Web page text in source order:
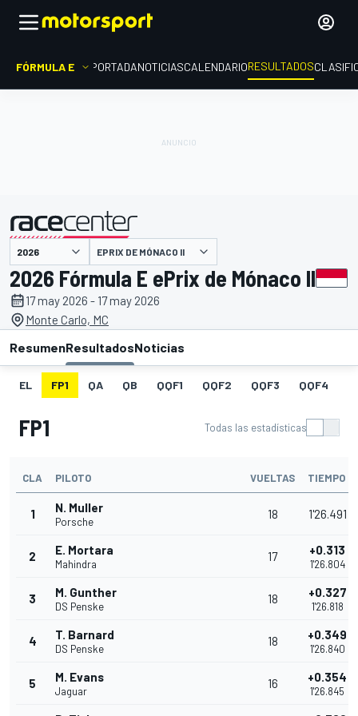
FÓRMULA E PORTADANOTICIASCALENDARIORESULTADOS
presentado por EPRIX DE MÓNACO II
2026 Fórmula E ePrix de Mónaco II
17 may 2026 - 17 may 2026
Monte Carlo, MC
ResumenResultadosNoticias
EL FP1 QA QB QQF1 QQF2 QQF3 QQF4
FP1 Todas las estadísticas
CLA PILOTO VUELTAS TIEMPO
1 N. Muller
Porsche
18 1'26.491
2 E. Mortara
Mahindra
17 +0.313
1'26.804
3 M. Gunther
DS Penske
18 +0.327
1'26.818
4 T. Barnard
DS Penske
18 +0.349
1'26.840
5 M. Evans
Jaguar
16 +0.354
1'26.845